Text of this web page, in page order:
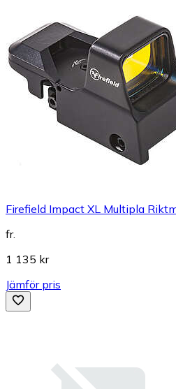
Firefield Impact XL Multipla
fr.
1 135 kr
Jämför pris